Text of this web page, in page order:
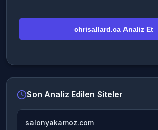
chrisallard.ca Analiz Et
Son Analiz Edilen Siteler
salonyakamoz.com